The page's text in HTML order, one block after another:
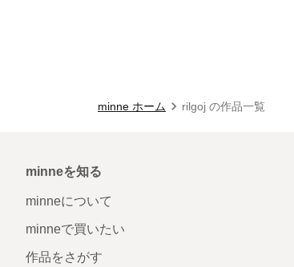
minne ホーム rilgoj の作品一覧
minneを知る
minneについて
minneで買いたい
作品をさがす